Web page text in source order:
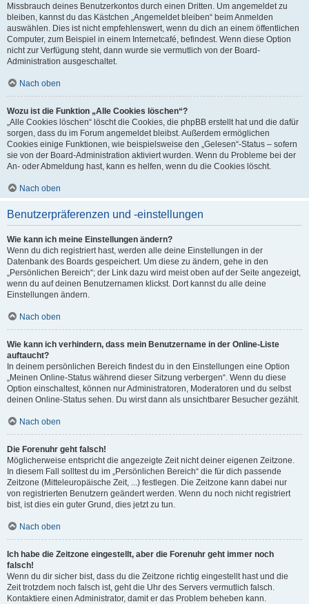
Missbrauch deines Benutzerkontos durch einen Dritten. Um angemeldet zu
bleiben, kannst du das Kästchen „Angemeldet bleiben“ beim Anmelden
auswählen. Dies ist nicht empfehlenswert, wenn du dich an einem öffentlichen
Computer, zum Beispiel in einem Internetcafé, befindest. Wenn diese Option
nicht zur Verfügung steht, dann wurde sie vermutlich von der Board-
Administration ausgeschaltet.
Nach oben
Wozu ist die Funktion „Alle Cookies löschen“?
„Alle Cookies löschen“ löscht die Cookies, die phpBB erstellt hat und die dafür
sorgen, dass du im Forum angemeldet bleibst. Außerdem ermöglichen
Cookies einige Funktionen, wie beispielsweise den „Gelesen“-Status – sofern
sie von der Board-Administration aktiviert wurden. Wenn du Probleme bei der
An- oder Abmeldung hast, kann es helfen, wenn du die Cookies löscht.
Nach oben
Benutzerpräferenzen und -einstellungen
Wie kann ich meine Einstellungen ändern?
Wenn du dich registriert hast, werden alle deine Einstellungen in der
Datenbank des Boards gespeichert. Um diese zu ändern, gehe in den
„Persönlichen Bereich“; der Link dazu wird meist oben auf der Seite angezeigt,
wenn du auf deinen Benutzernamen klickst. Dort kannst du alle deine
Einstellungen ändern.
Nach oben
Wie kann ich verhindern, dass mein Benutzername in der Online-Liste
auftaucht?
In deinem persönlichen Bereich findest du in den Einstellungen eine Option
„Meinen Online-Status während dieser Sitzung verbergen“. Wenn du diese
Option einschaltest, können nur Administratoren, Moderatoren und du selbst
deinen Online-Status sehen. Du wirst dann als unsichtbarer Besucher gezählt.
Nach oben
Die Forenuhr geht falsch!
Möglicherweise entspricht die angezeigte Zeit nicht deiner eigenen Zeitzone.
In diesem Fall solltest du im „Persönlichen Bereich“ die für dich passende
Zeitzone (Mitteleuropäische Zeit, ...) festlegen. Die Zeitzone kann dabei nur
von registrierten Benutzern geändert werden. Wenn du noch nicht registriert
bist, ist dies ein guter Grund, dies jetzt zu tun.
Nach oben
Ich habe die Zeitzone eingestellt, aber die Forenuhr geht immer noch
falsch!
Wenn du dir sicher bist, dass du die Zeitzone richtig eingestellt hast und die
Zeit trotzdem noch falsch ist, geht die Uhr des Servers vermutlich falsch.
Kontaktiere einen Administrator, damit er das Problem beheben kann.